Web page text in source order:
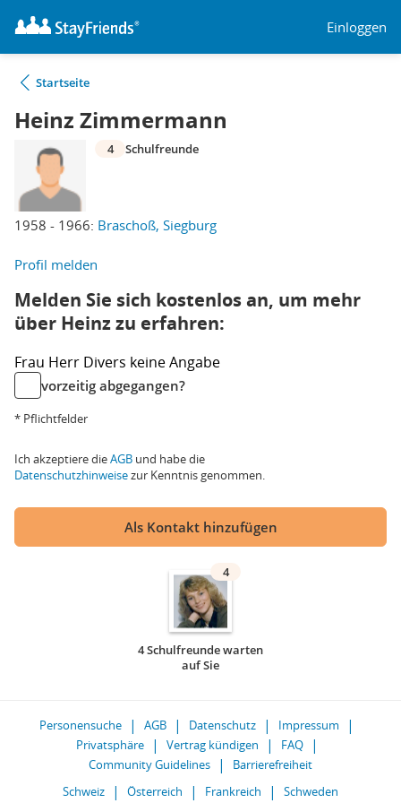
Einloggen
Startseite
Heinz Zimmermann
1958 - 1966: Braschoß, Siegburg
4 Schulfreunde
Profil melden
Melden Sie sich kostenlos an, um mehr
über Heinz zu erfahren:
Frau Herr Divers keine Angabe
vorzeitig abgegangen?
* Pflichtfelder
Ich akzeptiere dieAGB und habe die
Datenschutzhinweisezur Kenntnis genommen.
Als Kontakt hinzufügen
4
4 Schulfreunde warten
auf Sie
Personensuche AGB Datenschutz
Impressum
Privatsphäre
Vertrag kündigen
FAQ
Community Guidelines
Barrierefreiheit
Schweiz
Österreich Frankreich Schweden